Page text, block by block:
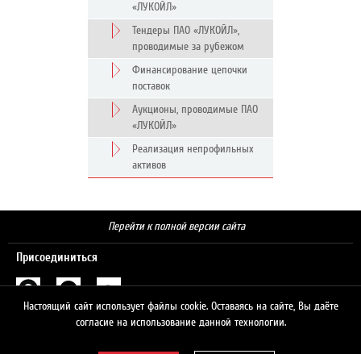
«ЛУКОЙЛ»
Тендеры ПАО «ЛУКОЙЛ»,
проводимые за рубежом
Финансирование цепочки
поставок
Аукционы, проводимые ПАО
«ЛУКОЙЛ»
Реализация непрофильных
активов
Перейти к полной версии сайта
Присоединиться
Настоящий сайт использует файлы cookie. Оставаясь на сайте, Вы даёте
согласие на использование данной технологии.